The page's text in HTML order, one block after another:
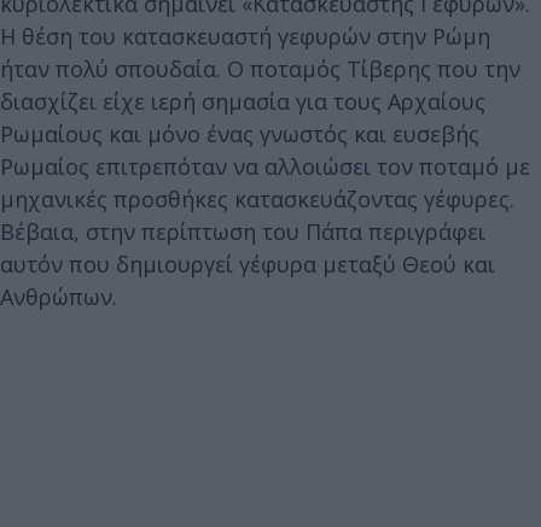
Η θέση του κατασκευαστή γεφυρών στην Ρώμη
ήταν πολύ σπουδαία. Ο ποταμός Τίβερης που την
διασχίζει είχε ιερή σημασία για τους Αρχαίους
Ρωμαίους και μόνο ένας γνωστός και ευσεβής
Ρωμαίος επιτρεπόταν να αλλοιώσει τον ποταμό με
μηχανικές προσθήκες κατασκευάζοντας γέφυρες.
Βέβαια, στην περίπτωση του Πάπα περιγράφει
αυτόν που δημιουργεί γέφυρα μεταξύ Θεού και
Ανθρώπων.